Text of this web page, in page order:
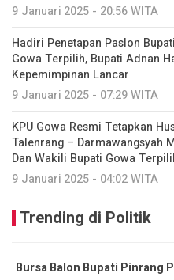
9 Januari 2025 - 20:56 WITA
Hadiri Penetapan Paslon
Gowa Terpilih, Bupati Adnan
Kepemimpinan Lancar
9 Januari 2025 - 07:29 WITA
KPU Gowa Resmi Tetapkan
Talenrang – Darmawangsyah
Dan Wakili Bupati Gowa
9 Januari 2025 - 04:02 WITA
Trending di Politik
Bursa Balon Bupati Pinrang